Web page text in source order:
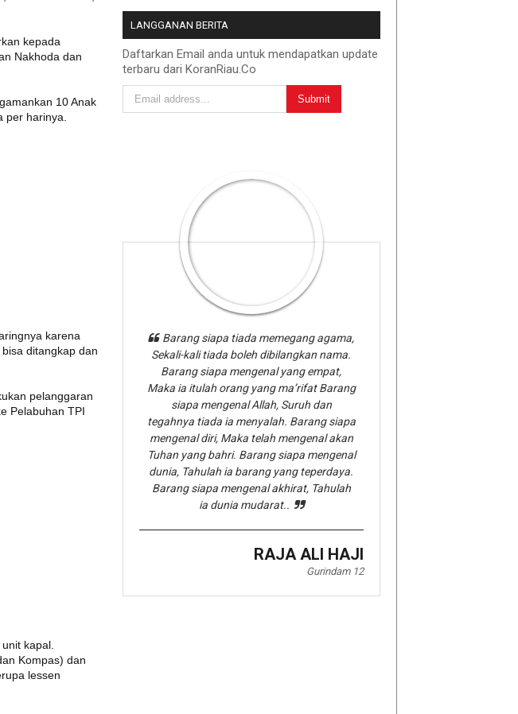
kepada
Nakhoda dan
10 Anak
per harinya.
karena
ditangkap dan
pelanggaran
Pelabuhan TPI
kapal.
Kompas) dan
lessen
LANGGANAN BERITA
Daftarkan Email anda untuk mendapatkan update
terbaru dari KoranRiau.Co
Barang siapa tiada memegang agama,
Sekali-kali tiada boleh dibilangkan nama.
Barang siapa mengenal yang empat,
Maka ia itulah orang yang ma’rifat Barang
siapa mengenal Allah, Suruh dan
tegahnya tiada ia menyalah. Barang siapa
mengenal diri, Maka telah mengenal akan
Tuhan yang bahri. Barang siapa mengenal
dunia, Tahulah ia barang yang teperdaya.
Barang siapa mengenal akhirat, Tahulah
ia dunia mudarat..
RAJA ALI HAJI
Gurindam 12